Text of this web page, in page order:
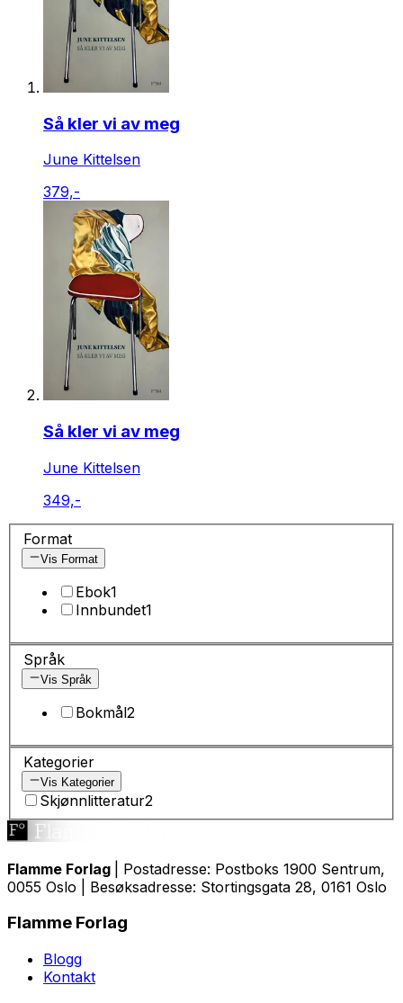
Så kler vi av meg
June Kittelsen
379,-
Så kler vi av meg
June Kittelsen
349,-
Format
Vis Format
Ebok1
Innbundet1
Språk
Vis Språk
Bokmål2
Kategorier
Vis Kategorier
Skjønnlitteratur2
Flamme Forlag
| Postadresse: Postboks 1900 Sentrum,
0055 Oslo | Besøksadresse: Stortingsgata 28, 0161 Oslo
Flamme Forlag
Blogg
Kontakt